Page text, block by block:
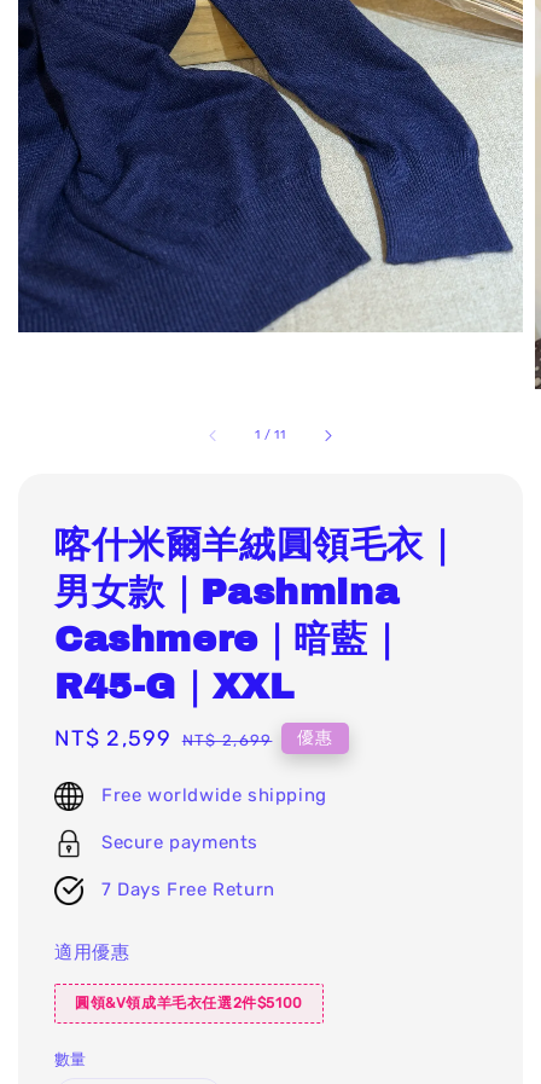
1 /11
喀什米爾羊絨圓領毛衣｜
男女款｜Pashmina
Cashmere｜暗藍｜
R45-G｜XXL
Sale
NT$ 2,599 Regular
NT$ 2,699 優惠
Free worldwide shipping
Secure payments
7 Days Free Return
適用優惠
圓領&V領成羊毛衣任選2件$5100
數量